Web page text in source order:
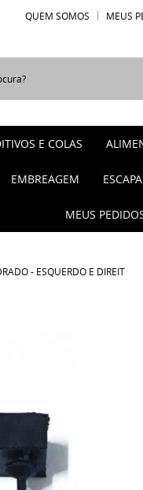
QUEM SOMOS MEUS
E COLAS
EMBREAGEM
MEUS
- ESQUERDO E DIREIT